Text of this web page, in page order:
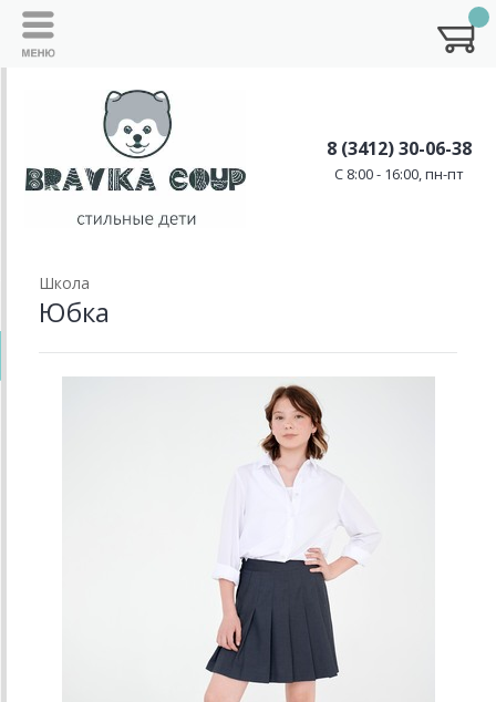
8 (3412) 30-06-38
C 8:00 - 16:00, пн-пт
Школа
Юбка